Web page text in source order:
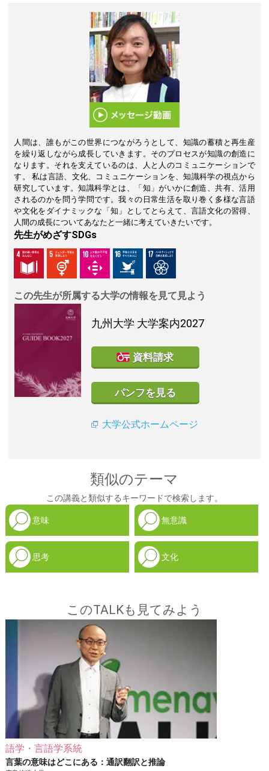
人間は、誰もがこの世界につながろうとして、知識の蓄積と再生産
を繰り返しながら成長していきます。そのプロセスが知識の創造に
なります。それを支えているのは、人と人のコミュニケーションで
す。 私は言語、文化、コミュニケーションを、知識科学の視点から
研究しています。知識科学とは、「知」がいかに創造、共有、活用
されるのかを問う学問です。我々の日常生活を取り巻く多様な言語
や文化をダイナミックな「知」としてとらえて、言語文化の習得、
人間の成長についてあなたと一緒に考えていきたいです。
先生がめざすSDGs
この先生が所属する大学の情報を見て見よう
九州大学 大学案内2027
資料請求
パンフを見る
大学公式ホームページ
類似のテーマ
この講義と類似するキーワードで検索します。
意味 無意識
思考 文化
このTALKも見てみよう
語学・言語学系統
言葉の意味はどこにある：通訳翻訳と推論